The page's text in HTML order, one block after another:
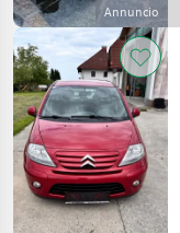
Annuncio